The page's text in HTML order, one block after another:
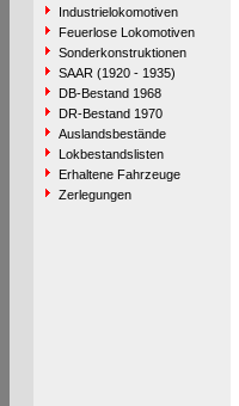
Industrielokomotiven
Feuerlose Lokomotiven
Sonderkonstruktionen
SAAR (1920 - 1935)
DB-Bestand 1968
DR-Bestand 1970
Auslandsbestände
Lokbestandslisten
Erhaltene Fahrzeuge
Zerlegungen